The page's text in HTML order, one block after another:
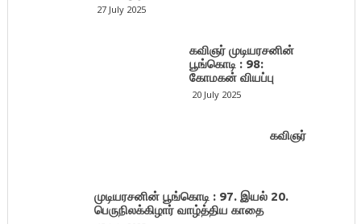
27 July 2025
கவிஞர் முடியரசனின்
பூங்கொடி : 98:
கோமகன் வியப்பு
20 July 2025
கவிஞர்
முடியரசனின் பூங்கொடி : 97. இயல் 20.
பெருநிலக்கிழார் வாழ்த்திய காதை